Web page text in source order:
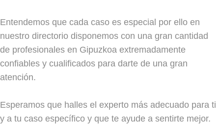
Entendemos que cada caso es especial por ello en
nuestro directorio disponemos con una gran cantidad
de profesionales en Gipuzkoa extremadamente
confiables y cualificados para darte de una gran
atención.
Esperamos que halles el experto más adecuado para ti
y a tu caso específico y que te ayude a sentirte mejor.